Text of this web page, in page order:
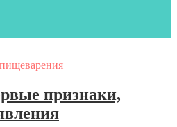
признаки,